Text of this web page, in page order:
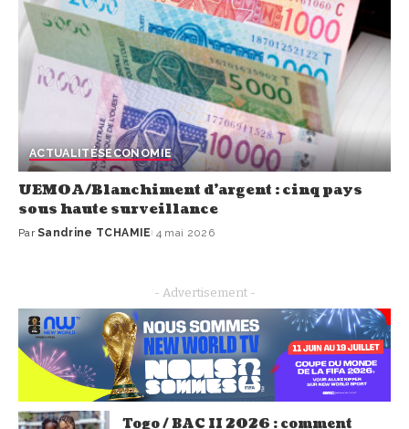
ACTUALITÉSECONOMIE
UEMOA/Blanchiment d’argent : cinq pays
sous haute surveillance
Par Sandrine TCHAMIE 4 mai 2026
- Advertisement -
Togo / BAC II 2026 : comment